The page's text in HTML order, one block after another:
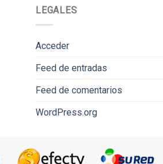
LEGALES
Acceder
Feed de entradas
Feed de comentarios
WordPress.org